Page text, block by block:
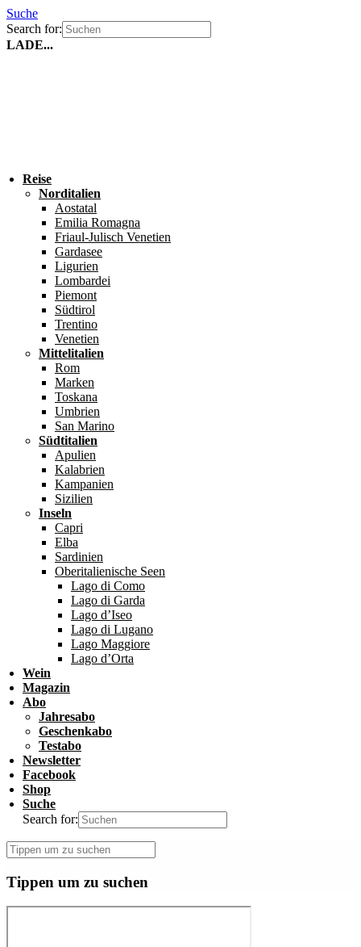
Suche
Search for:
LADE...
Reise
Norditalien
Aostatal
Emilia Romagna
Friaul-Julisch Venetien
Gardasee
Ligurien
Lombardei
Piemont
Südtirol
Trentino
Venetien
Mittelitalien
Rom
Marken
Toskana
Umbrien
San Marino
Südtitalien
Apulien
Kalabrien
Kampanien
Sizilien
Inseln
Capri
Elba
Sardinien
Oberitalienische Seen
Lago di Como
Lago di Garda
Lago d’Iseo
Lago di Lugano
Lago Maggiore
Lago d’Orta
Wein
Magazin
Abo
Jahresabo
Geschenkabo
Testabo
Newsletter
Facebook
Shop
Suche
Search for:
Tippen um zu suchen